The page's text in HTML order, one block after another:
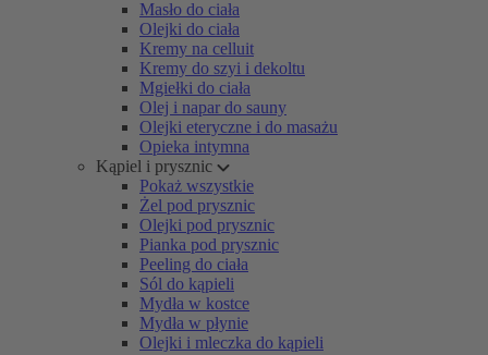
Masło do ciała
Olejki do ciała
Kremy na celluit
Kremy do szyi i dekoltu
Mgiełki do ciała
Olej i napar do sauny
Olejki eteryczne i do masażu
Opieka intymna
Kąpiel i prysznic
Pokaż wszystkie
Żel pod prysznic
Olejki pod prysznic
Pianka pod prysznic
Peeling do ciała
Sól do kąpieli
Mydła w kostce
Mydła w płynie
Olejki i mleczka do kąpieli